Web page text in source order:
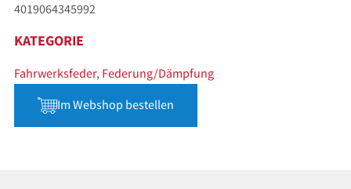
4019064345992
KATEGORIE
Fahrwerksfeder, Federung/Dämpfung
Im Webshop bestellen